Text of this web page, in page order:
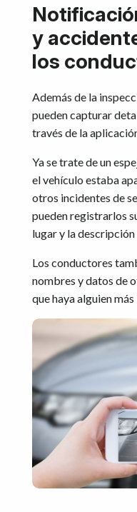
y
los
Además de la
pueden capturar
través de la
Ya se trate de un
el vehículo estaba
otros incidentes de
pueden registrarlos
lugar y la descripción
Los conductores
nombres y datos de
que haya alguien